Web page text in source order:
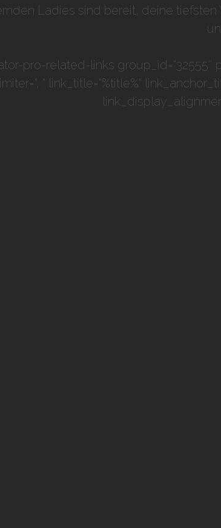
Ladies sind bereit, deine
pro-related-links group_id=“32555″
“ link_title=“%title%“